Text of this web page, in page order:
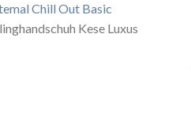
Chill Out Basic
Kese Luxus